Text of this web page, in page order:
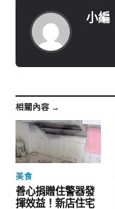
小編
相關內容 →
美食
善心捐贈住警器發
揮效益！新店住宅